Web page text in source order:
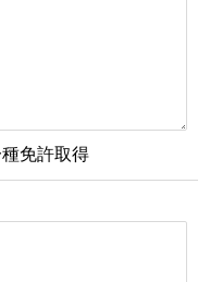
免許取得